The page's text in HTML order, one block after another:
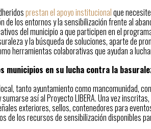
prestan el apoyo institucionalque
de los entornos y la sensibilización frente al
del municipio a que participen en el
y la búsqueda de soluciones, aparte de
herramientas colaborativas que ayudan a
municipios en su lucha contra la
tanto ayuntamiento como mancomunidad,
sumarse así al Proyecto LIBERA. Una vez
exteriores, sellos, contenedores para
de los recursos de sensibilización disponibles